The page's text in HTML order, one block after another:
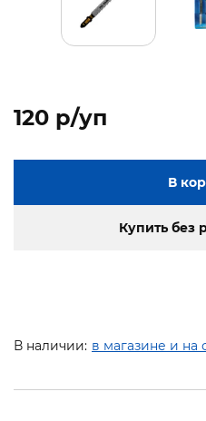
120 p/уп
В
Купить без
В наличии: в магазине и на